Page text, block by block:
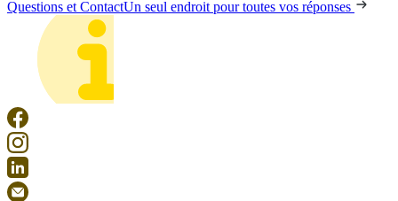
Questions et ContactUn seul endroit pour toutes vos réponses